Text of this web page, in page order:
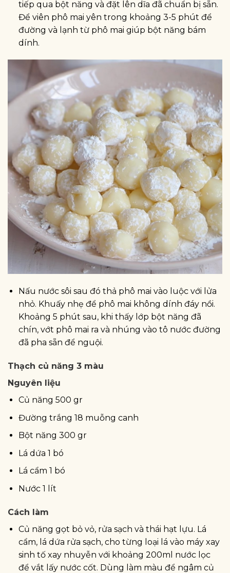
tiếp qua bột năng và đặt lên dĩa đã chuẩn bị sẵn.
Để viên phô mai yên trong khoảng 3-5 phút để
đường và lạnh từ phô mai giúp bột năng bám
dính.
Nấu nước sôi sau đó thả phô mai vào luộc với lửa
nhỏ. Khuấy nhẹ để phô mai không dính đáy nồi.
Khoảng 5 phút sau, khi thấy lớp bột năng đã
chín, vớt phô mai ra và nhúng vào tô nước đường
đã pha sẵn để nguội.
Thạch củ năng 3 màu
Nguyên liệu
Củ năng 500 gr
Đường trắng 18 muỗng canh
Bột năng 300 gr
Lá dứa 1 bó
Lá cẩm 1 bó
Nước 1 lít
Cách làm
Củ năng gọt bỏ vỏ, rửa sạch và thái hạt lựu. Lá
cẩm, lá dứa rửa sạch, cho từng loại lá vào máy xay
sinh tố xay nhuyễn với khoảng 200ml nước lọc
để vắt lấy nước cốt. Dùng làm màu để ngâm củ